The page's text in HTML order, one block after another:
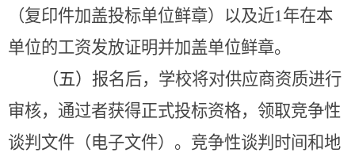
（复印件加盖投标单位鲜章）以及近1年在本
单位的工资发放证明并加盖单位鲜章。
（五） 报名后，学校将对供应商资质进行
审核，通过者获得正式投标资格，领取竞争性
谈判文件（电子文件）。竞争性谈判时间和地